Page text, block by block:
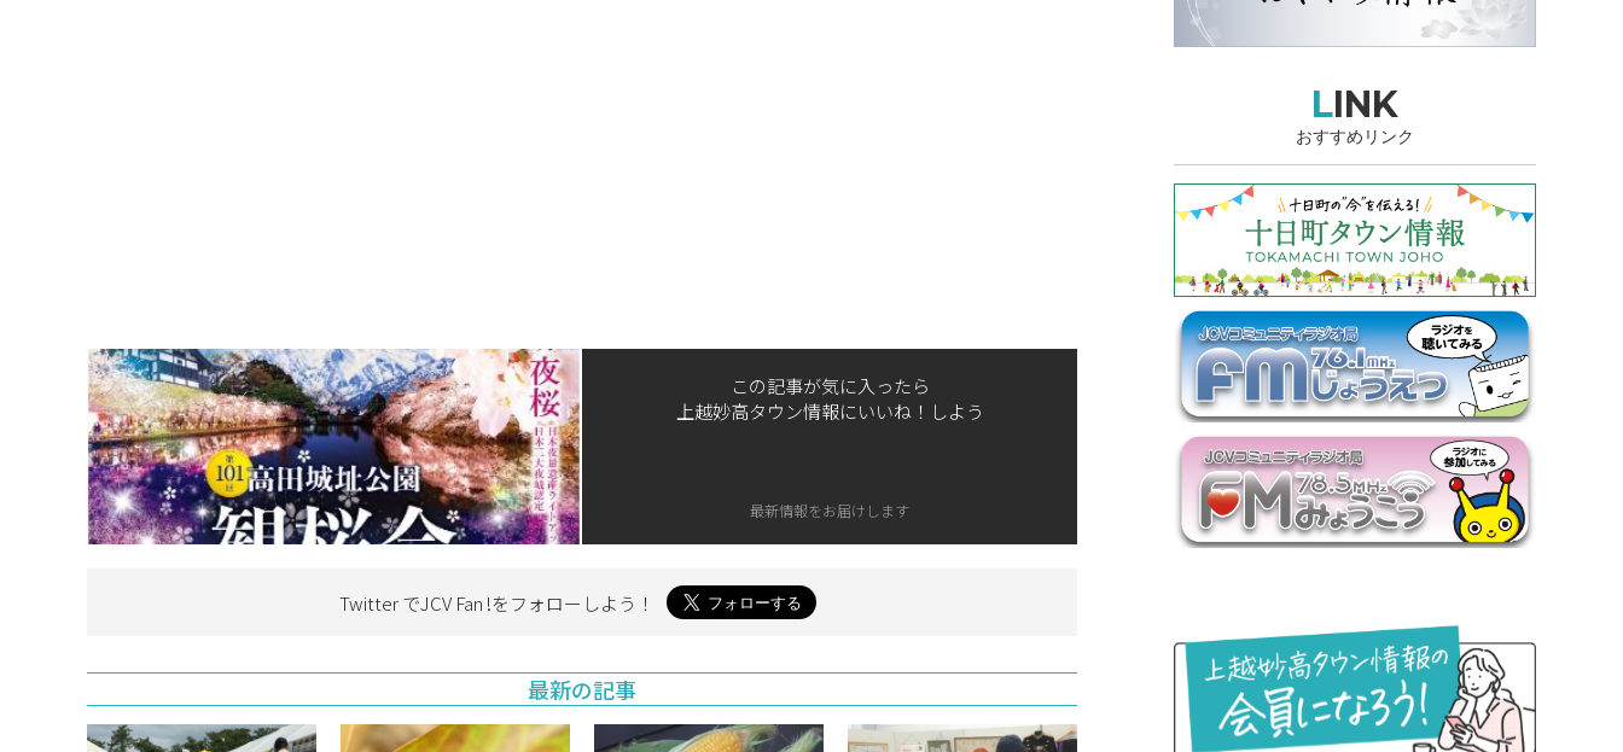
この記事が気に入ったら
上越妙高タウン情報にいいね！しよう
最新情報をお届けします
Twitter でJCV Fan !をフォローしよう！
最新の記事
LINK
おすすめリンク